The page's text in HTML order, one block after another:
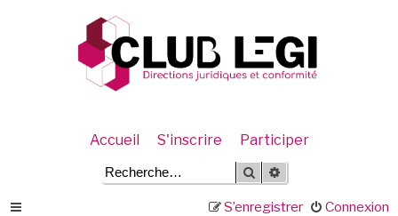
Accueil S'inscrire Participer
Rechercher
Connexion
S’enregistrer